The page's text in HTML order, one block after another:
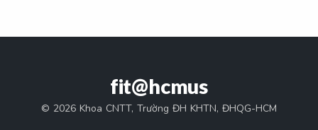
fit@hcmus
© 2026 Khoa CNTT, Trường ĐH KHTN, ĐHQG-HCM